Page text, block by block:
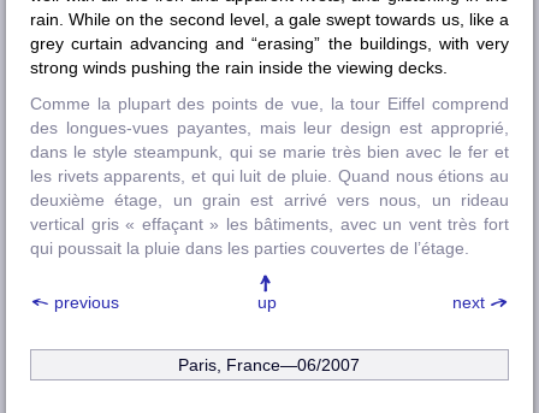
rain. While on the second level, a gale swept towards us, like a
grey curtain advancing and “erasing” the buildings, with very
strong winds pushing the rain inside the viewing decks.
Comme la plupart des points de vue, la tour Eiffel comprend
des longues-vues payantes, mais leur design est approprié,
dans le stylesteampunk , qui se marie très bien avec le fer et
les rivets apparents, et qui luit de pluie. Quand nous étions au
deuxième étage, un grain est arrivé vers nous, un rideau
vertical gris « effaçant » les bâtiments, avec un vent très fort
qui poussait la pluie dans les parties couvertes de l’étage.
previous next
up
Paris, France—06/2007